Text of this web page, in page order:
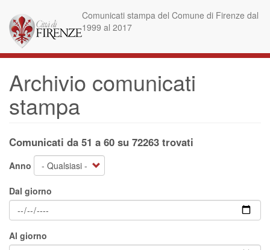
contenuto
principale
Comunicati stampa del Comune di Firenze dal
1999 al 2017
Archivio comunicati
stampa
Comunicati da 51 a 60 su 72263 trovati
Anno
Dal giorno
Al giorno